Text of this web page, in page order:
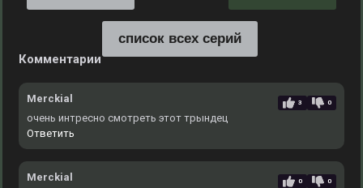
список всех серий
Комментарии
Merckial 3 0
очень интресно смотреть этот трындец
Ответить
Merckial 0 0